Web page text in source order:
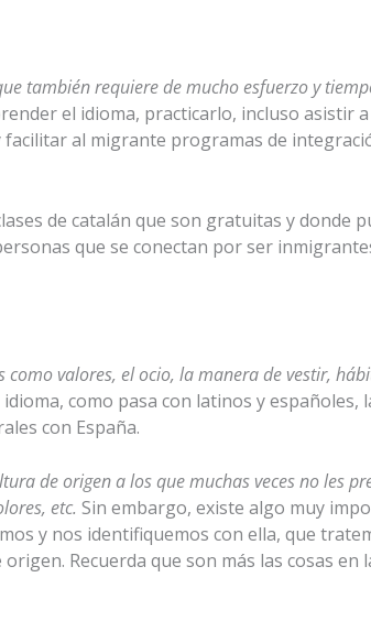
también requiere de mucho esfuerzo y
el idioma, practicarlo, incluso asistir
al migrante programas de
de catalán que son gratuitas y donde
que se conectan por ser
valores, el ocio, la manera de vestir,
como pasa con latinos y españoles,
con España.
de origen a los que muchas veces no les
etc. Sin embargo, existe algo muy
y nos identifiquemos con ella, que
Recuerda que son más las cosas en